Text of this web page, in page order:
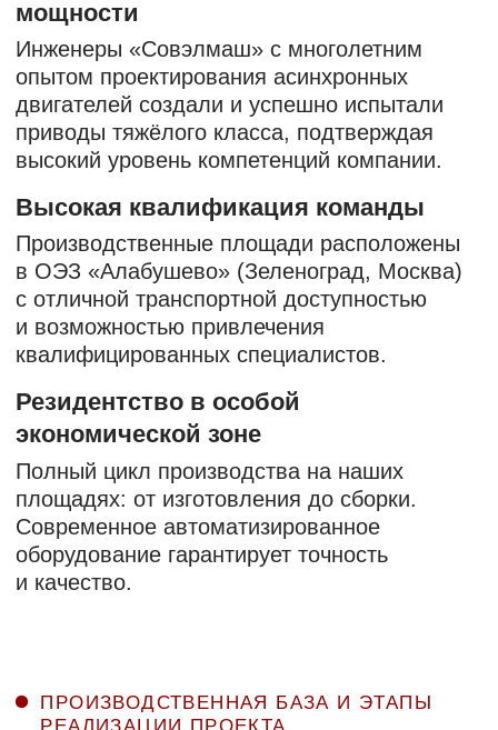
5 Запуск в серийное производство
Полигонные испытания
4
Лабораторные испытания
3
Изготовление опытных образцов
2
Разработка конструкторской
документации
1
Этапы реализации проекта